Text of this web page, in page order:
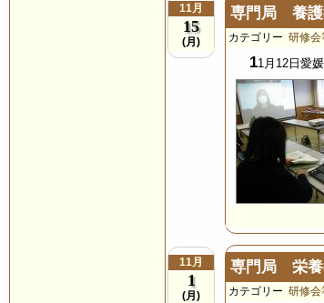
11月
15
(月)
専門局 養護
カテゴリー 研修会
11月12日愛
11月
1
(月)
専門局 栄養
カテゴリー 研修会